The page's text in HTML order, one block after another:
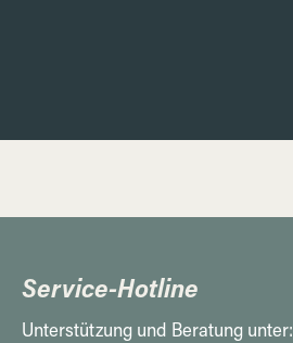
Service-Hotline
Unterstützung und Beratung unter: